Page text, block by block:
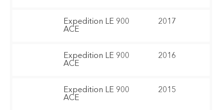
Expedition LE 900
ACE
2017
Expedition LE 900
ACE
2016
Expedition LE 900
ACE
2015